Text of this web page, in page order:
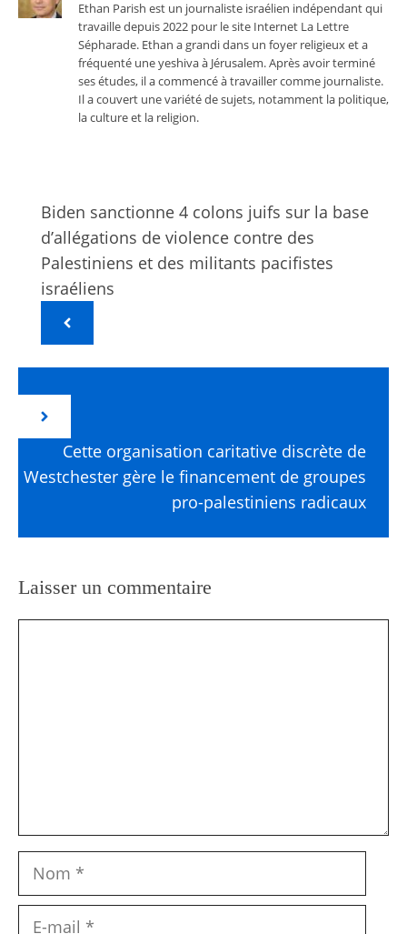
Ethan Parish est un journaliste israélien indépendant qui
travaille depuis 2022 pour le site Internet La Lettre
Sépharade. Ethan a grandi dans un foyer religieux et a
fréquenté une yeshiva à Jérusalem. Après avoir terminé
ses études, il a commencé à travailler comme journaliste.
Il a couvert une variété de sujets, notamment la politique,
la culture et la religion.
Biden sanctionne 4 colons juifs sur la base
d’allégations de violence contre des
Palestiniens et des militants pacifistes
israéliens
Cette organisation caritative discrète de
Westchester gère le financement de groupes
pro-palestiniens radicaux
Laisser un commentaire
Nom